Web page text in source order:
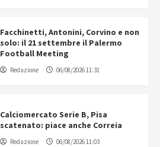
Facchinetti, Antonini, Corvino e non
solo: il 21 settembre il Palermo
Football Meeting
Redazione 06/08/2026 11:31
Calciomercato Serie B, Pisa
scatenato: piace anche Correia
Redazione 06/08/2026 11:03